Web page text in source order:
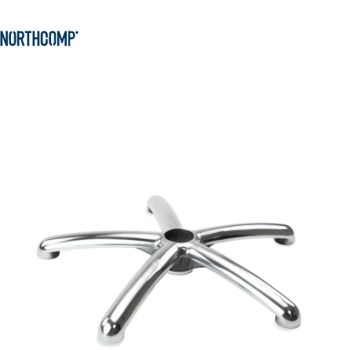
Zur Navigation springen